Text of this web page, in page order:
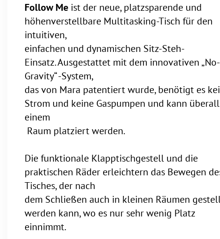
Follow Me ist der neue, platzsparende und
höhenverstellbare Multitasking-Tisch für den
intuitiven,
einfachen und dynamischen Sitz-Steh-
Einsatz. Ausgestattet mit dem innovativen „No-
Gravity“ -System,
das von Mara patentiert wurde, benötigt es
Strom und keine Gaspumpen und kann
einem
Raum platziert werden.
Die funktionale Klapptischgestell und die
praktischen Räder erleichtern das Bewegen
Tisches, der nach
dem Schließen auch in kleinen Räumen
werden kann, wo es nur sehr wenig Platz
einnimmt.